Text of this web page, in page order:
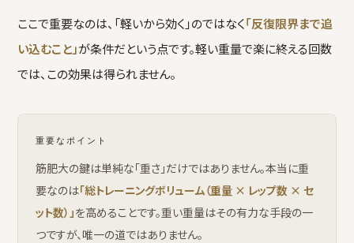
ここで重要なのは、「軽いから効く」のではなく「反復限界まで追
い込むこと」が条件だという点です。軽い重量で楽に終える回数
では、この効果は得られません。
重要なポイント
筋肥大の鍵は単純な「重さ」だけではありません。本当に重
要なのは「総トレーニングボリューム（重量 × レップ数 × セ
ット数）」を高めることです。重い重量はその有力な手段の一
つですが、唯一の道ではありません。